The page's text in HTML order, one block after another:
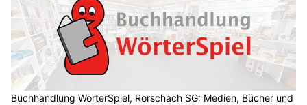
Buchhandlung WörterSpiel, Rorschach SG: Medien, Bücher und